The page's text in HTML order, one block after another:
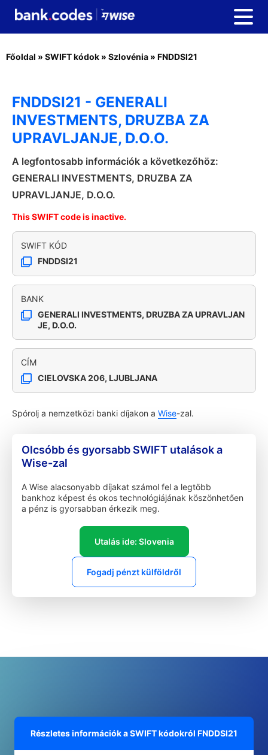
Főoldal » SWIFT kódok » Szlovénia » FNDDSI21
FNDDSI21 - GENERALI
INVESTMENTS, DRUZBA ZA
UPRAVLJANJE, D.O.O.
A legfontosabb információk a következőhöz:
GENERALI INVESTMENTS, DRUZBA ZA
UPRAVLJANJE, D.O.O.
This SWIFT code is inactive.
SWIFT KÓD
FNDDSI21
BANK
GENERALI INVESTMENTS, DRUZBA ZA UPRAVLJAN
JE, D.O.O.
CÍM
CIELOVSKA 206, LJUBLJANA
Spórolj a nemzetközi banki díjakon a Wise-zal.
Olcsóbb és gyorsabb SWIFT utalások a
Wise-zal
A Wise alacsonyabb díjakat számol fel a legtöbb
bankhoz képest és okos technológiájának köszönhetően
a pénz is gyorsabban érkezik meg.
Utalás ide: Slovenia
Fogadj pénzt külföldről
Részletes információk a SWIFT kódokról FNDDSI21